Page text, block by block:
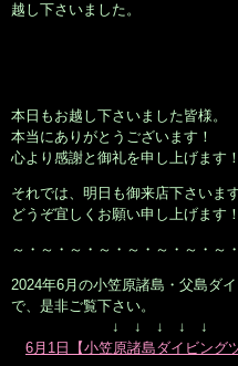
越し下さいました。
本日もお越し下さいました皆様。
本当にありがとうございます！
心より感謝と御礼を申し上げます
それでは、明日も御来店下さいま
どうぞ宜しくお願い申し上げます！
～・～・～・～・～・～・～・～
2024年6月の小笠原諸島・父島ダ
で、是非ご覧下さい。
↓ ↓ ↓ ↓ ↓
6月1日【小笠原諸島ダイビング